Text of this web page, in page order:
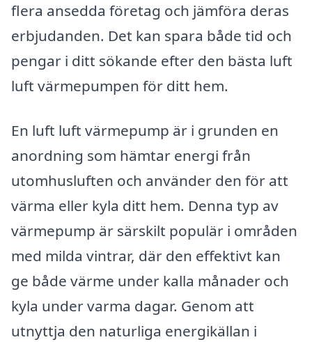
flera ansedda företag och jämföra deras
erbjudanden. Det kan spara både tid och
pengar i ditt sökande efter den bästa luft
luft värmepumpen för ditt hem.
En luft luft värmepump är i grunden en
anordning som hämtar energi från
utomhusluften och använder den för att
värma eller kyla ditt hem. Denna typ av
värmepump är särskilt populär i områden
med milda vintrar, där den effektivt kan
ge både värme under kalla månader och
kyla under varma dagar. Genom att
utnyttja den naturliga energikällan i